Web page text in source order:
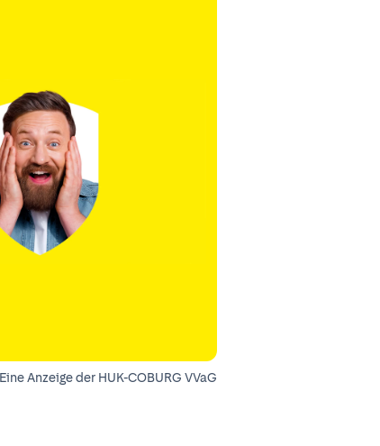
Eine Anzeige der HUK-COBURG VVaG